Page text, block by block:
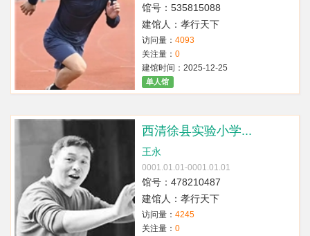
馆号：535815088
建馆人：孝行天下
访问量： 4093
关注量： 0
建馆时间：2025-12-25
单人馆
西清徐县实验小学...
王永
0001.01.01-0001.01.01
馆号：478210487
建馆人：孝行天下
访问量： 4245
关注量： 0